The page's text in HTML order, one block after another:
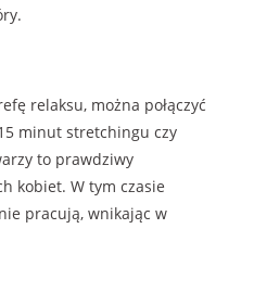
relaksu, można połączyć
minut stretchingu czy
to prawdziwy
kobiet. W tym czasie
pracują, wnikając w